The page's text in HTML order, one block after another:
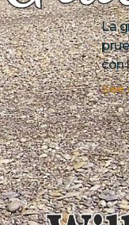
La
con
See